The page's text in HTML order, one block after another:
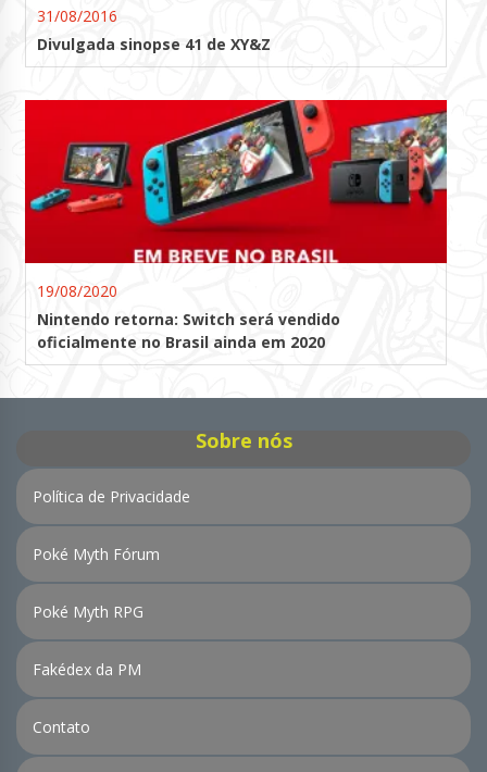
31/08/2016
Divulgada sinopse 41 de XY&Z
19/08/2020
Nintendo retorna: Switch será vendido
oficialmente no Brasil ainda em 2020
Sobre nós
Política de Privacidade
Poké Myth Fórum
Poké Myth RPG
Fakédex da PM
Contato